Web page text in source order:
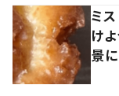
ミ
け
景